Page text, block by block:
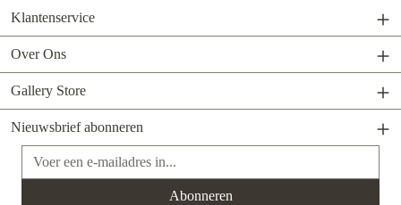
Klantenservice
Over Ons
Gallery Store
Nieuwsbrief abonneren
E-mailadres*
Abonneren